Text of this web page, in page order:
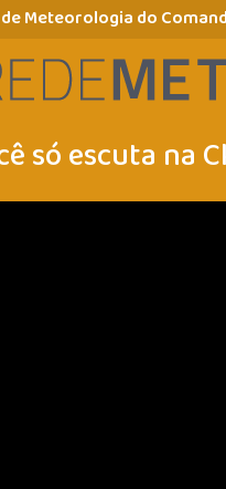
de Meteorologia do
só escuta na